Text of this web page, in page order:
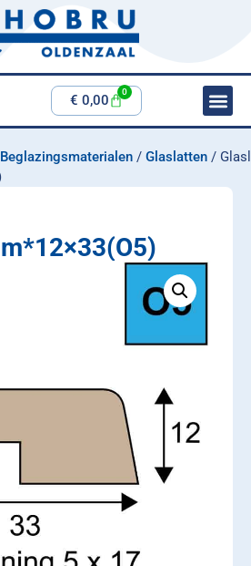
€ 0,00
0
Beglazingsmaterialen / Glaslatten /